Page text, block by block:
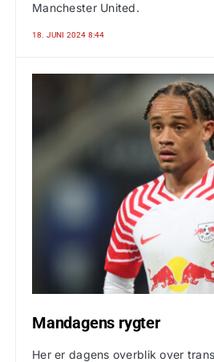
Manchester United.
18. JUNI 2024 8:44
Mandagens rygter
Her er dagens overblik over